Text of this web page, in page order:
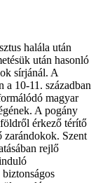
halála után
után hasonló
sírjánál. A
a 10-11. században
magyar
A pogány
érkező térítő
zarándokok. Szent
rejlő